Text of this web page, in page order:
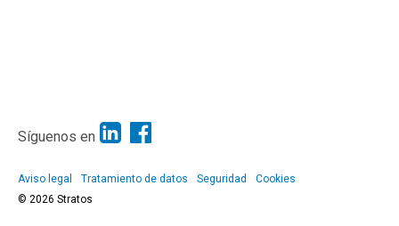
Síguenos en
Aviso legal Tratamiento de datos Seguridad
Cookies
© 2026 Stratos